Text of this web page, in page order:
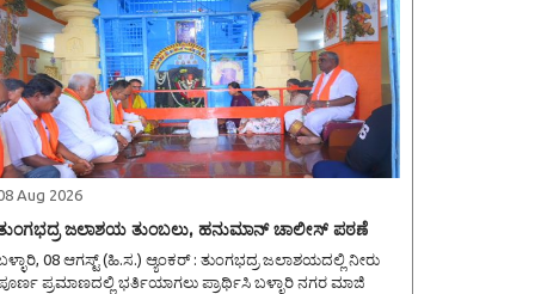
Aug 2026
ಜಲಾಶಯ ತುಂಬಲು, ಹನುಮಾನ್ ಚಾಲೀಸ್ ಪಠಣೆ
08 ಆಗಸ್ಟ್ (ಹಿ.ಸ.) ಆ್ಯಂಕರ್ : ತುಂಗಭದ್ರ ಜಲಾಶಯದಲ್ಲಿ ನೀರು
ಪ್ರಮಾಣದಲ್ಲಿ ಭರ್ತಿಯಾಗಲು ಪ್ರಾರ್ಥಿಸಿ ಬಳ್ಳಾರಿ ನಗರ ಮಾಜಿ